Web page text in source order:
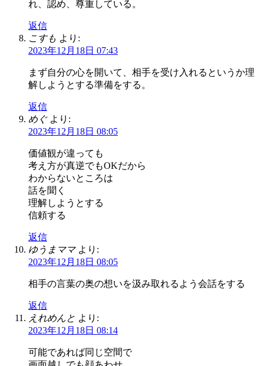
れ、認め、尊重している。
返信
こすも より:
2023年12月18日 07:43
まず自分の心を開いて、相手を受け入れるというか理
解しようとする準備をする。
返信
めぐ より:
2023年12月18日 08:05
価値観が違っても
考え方が真逆でもOKだから
わからないところは
話を聞く
理解しようとする
信頼する
返信
ゆうまママ より:
2023年12月18日 08:05
相手の言葉の奥の想いを汲み取れるよう会話をする
返信
えれめんと より:
2023年12月18日 08:14
可能であれば同じ空間で